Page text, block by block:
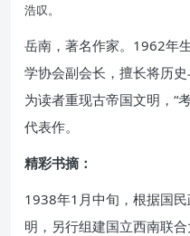
浩叹。
岳南，著名作家。1962年
学协会副会长，擅长将历
为读者重现古帝国文明，“
代表作。
精彩书摘：
1938年1月中旬，根据国
明，另行组建国立西南联